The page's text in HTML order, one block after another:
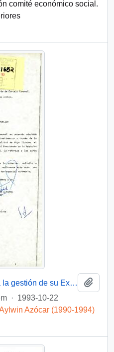
comité económico social.
[Carta de reconocimiento a la gestión de su Excelencia el Presidente de la República].
· 1993-10-22
Azócar (1990-1994)